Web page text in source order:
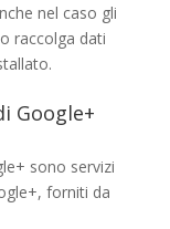
nel caso gli
raccolga dati
Google+
sono servizi
forniti da